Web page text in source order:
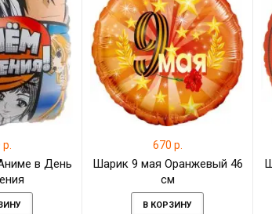
р.
в День
670 р.
Шарик 9 мая Оранжевый 46
см
В КОРЗИНУ